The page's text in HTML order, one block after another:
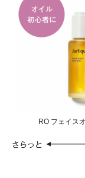
RO フェイス